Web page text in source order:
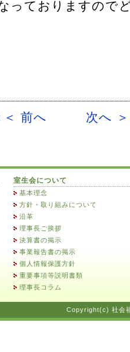
っておりますので
＜ 前へ 次へ
室生会について
基本理念
方針・取り組みについて
沿革
理事長ご挨拶
決算書の掲示
事業報告書の掲示
個人情報保護方針
重要事項等説明書類
理事長コラム
Copyright(c) 社会